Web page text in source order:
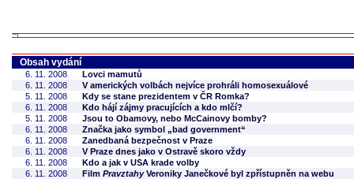
Obsah vydání
6. 11. 2008
Lovci mamutů
6. 11. 2008
V amerických volbách nejvíce prohráli homosexuálové
5. 11. 2008
Kdy se stane prezidentem v ČR Romka?
6. 11. 2008
Kdo hájí zájmy pracujících a kdo mlčí?
5. 11. 2008
Jsou to Obamovy, nebo McCainovy bomby?
6. 11. 2008
Značka jako symbol „bad government“
6. 11. 2008
Zanedbaná bezpečnost v Praze
6. 11. 2008
V Praze dnes jako v Ostravě skoro vždy
6. 11. 2008
Kdo a jak v USA krade volby
6. 11. 2008
Film PravztahyVeroniky Janečkové byl zpřístupněn na webu